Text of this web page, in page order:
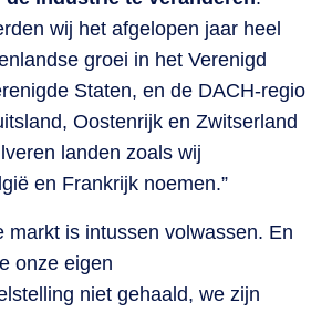
wij het afgelopen jaar heel
groei in het Verenigd
Staten, en de DACH-regio
Oostenrijk en Zwitserland
landen zoals wij
en Frankrijk noemen.”
markt is intussen volwassen. En
onze eigen
niet gehaald, we zijn